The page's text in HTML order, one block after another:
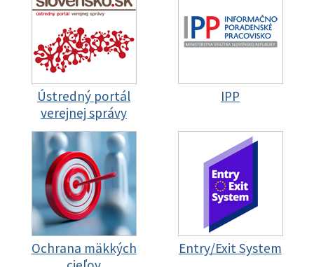
Ústredný portál
verejnej správy
IPP
Ochrana mäkkých
Entry/Exit System